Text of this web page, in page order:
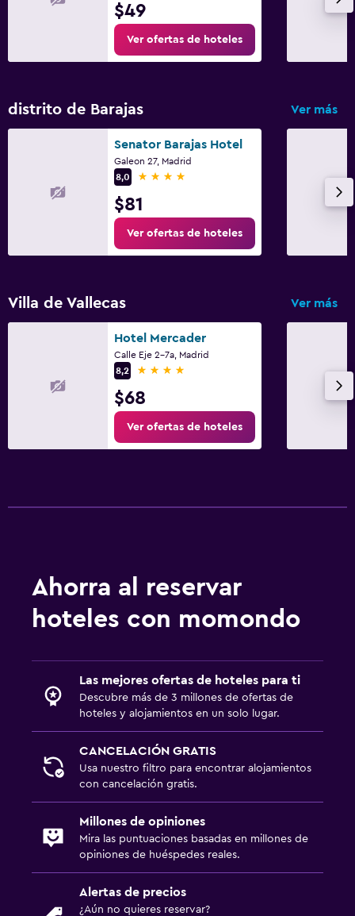
$49
Ver ofertas de hoteles
distrito de Barajas Ver más
Senator Barajas Hotel
Galeon 27, Madrid
8,0
4 estrellas
$81
Ver ofertas de hoteles
Villa de Vallecas Ver más
Hotel Mercader
Calle Eje 2-7a, Madrid
8,2
4 estrellas
$68
Ver ofertas de hoteles
Ahorra al reservar
hoteles con momondo
Las mejores ofertas de hoteles para ti
Descubre más de 3 millones de ofertas de
hoteles y alojamientos en un solo lugar.
CANCELACIÓN GRATIS
Usa nuestro filtro para encontrar alojamientos
con cancelación gratis.
Millones de opiniones
Mira las puntuaciones basadas en millones de
opiniones de huéspedes reales.
Alertas de precios
¿Aún no quieres reservar?